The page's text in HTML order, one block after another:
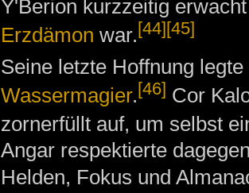
Y'Berion kurzzeitig
Erzdämon war.[44][45]
Seine letzte Hoffnung
Wassermagier.[46] Cor
zornerfüllt auf, um selbst
Angar respektierte
Helden, Fokus und